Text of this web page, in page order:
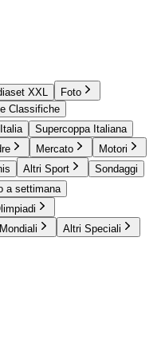
XXL
Foto
Classifiche
Supercoppa Italiana
Mercato
Motori
Altri Sport
Sondaggi
a settimana
Altri Speciali